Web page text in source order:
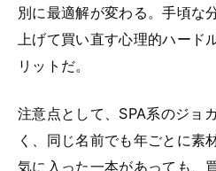
別に最適解が変わる。手頃な
上げて買い直す心理的ハード
リットだ。
注意点として、SPA系のジョ
く、同じ名前でも年ごとに素
気に入った一本があっても、